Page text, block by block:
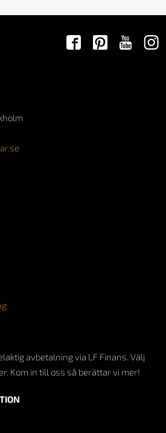
avbetalning via LF Finans. Välj
Kom in till oss så berättar vi mer!